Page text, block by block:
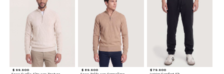
$ 99.900 $ 89.900 $ 79.900